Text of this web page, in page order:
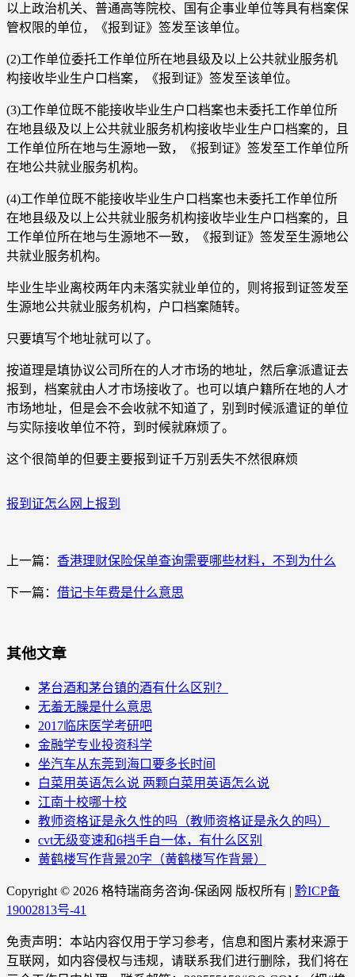
以上政治机关、普通高等院校、国有企事业单位等具有档案保
管权限的单位，《报到证》签发至该单位。
(2)工作单位委托工作单位所在地县级及以上公共就业服务机
构接收毕业生户口档案，《报到证》签发至该单位。
(3)工作单位既不能接收毕业生户口档案也未委托工作单位所
在地县级及以上公共就业服务机构接收毕业生户口档案的，且
工作单位所在地与生源地一致，《报到证》签发至工作单位所
在地公共就业服务机构。
(4)工作单位既不能接收毕业生户口档案也未委托工作单位所
在地县级及以上公共就业服务机构接收毕业生户口档案的，且
工作单位所在地与生源地不一致，《报到证》签发至生源地公
共就业服务机构。
毕业生毕业离校两年内未落实就业单位的，则将报到证签发至
生源地公共就业服务机构，户口档案随转。
只要填写个地址就可以了。
按道理是填协议公司所在的人才市场的地址，然后拿派遣证去
报到，档案就由人才市场接收了。也可以填户籍所在地的人才
市场地址，但是会不会收就不知道了，别到时候派遣证的单位
与实际接收单位不符，到时候就麻烦了。
这个很简单的但要主要报到证千万别丢失不然很麻烦
报到证怎么网上报到
上一篇： 香港理财保险保单查询需要哪些材料，不到为什么
下一篇： 借记卡年费是什么意思
其他文章
茅台酒和茅台镇的酒有什么区别？
无羞无臊是什么意思
2017临床医学考研吧
金融学专业投资科学
坐汽车从东莞到海口要多长时间
白菜用英语怎么说 两颗白菜用英语怎么说
江南十校哪十校
教师资格证是永久性的吗（教师资格证是永久的吗）
cvt无级变速和6挡手自一体，有什么区别
黄鹤楼写作背景20字（黄鹤楼写作背景）
Copyright © 2026 格特瑞商务咨询-保函网 版权所有 | 黔ICP备
19002813号-41
免责声明：本站内容仅用于学习参考，信息和图片素材来源于
互联网，如内容侵权与违规，请联系我们进行删除，我们将在